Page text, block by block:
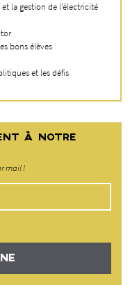
la gestion de l’électricité
bons élèves
et les défis
À NOTRE
mail !